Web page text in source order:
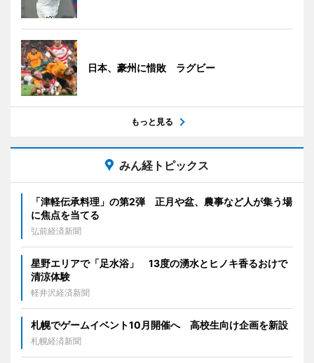
日本、豪州に惜敗 ラグビー
もっと見る
みん経トピックス
「津軽伝承料理」の第2弾 正月や盆、農事など人が集う場
に焦点を当てる
弘前経済新聞
星野エリアで「足水浴」 13度の湧水とヒノキ香るおけで
清涼体験
軽井沢経済新聞
札幌でゲームイベント10月開催へ 高校生向け企画を新設
札幌経済新聞